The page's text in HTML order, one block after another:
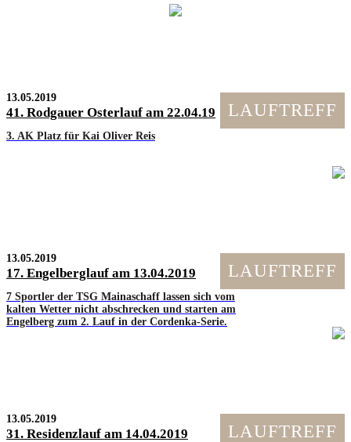
LAUFTREFF
13.05.2019
41. Rodgauer Osterlauf am 22.04.19
3. AK Platz für Kai Oliver Reis
LAUFTREFF
13.05.2019
17. Engelberglauf am 13.04.2019
7 Sportler der TSG Mainaschaff lassen sich vom
kalten Wetter nicht abschrecken und starten am
Engelberg zum 2. Lauf in der Cordenka-Serie.
LAUFTREFF
13.05.2019
31. Residenzlauf am 14.04.2019